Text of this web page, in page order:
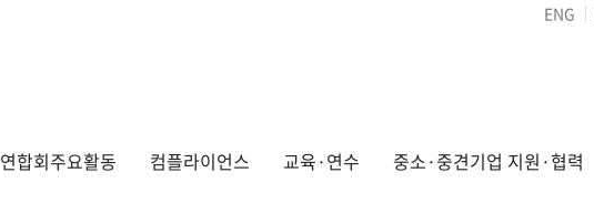
연합회주요활동 컴플라이언스 교육·연수 중소·중견기업 지원·협력
ENG